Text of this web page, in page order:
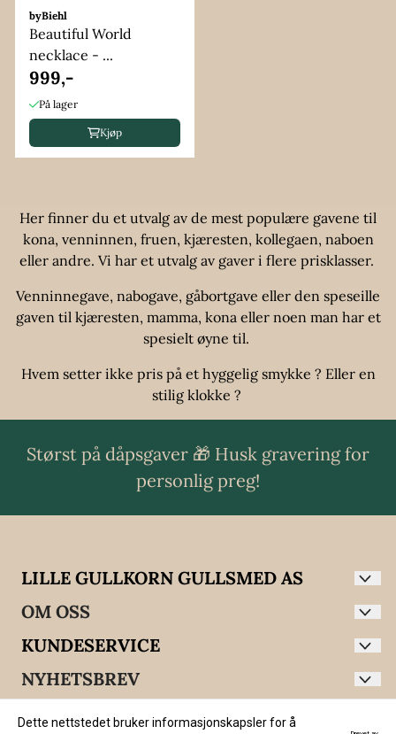
byBiehl
Beautiful World
necklace - ...
999,-
På lager
Kjøp
Her finner du et utvalg av de mest populære gavene til
kona, venninnen, fruen, kjæresten, kollegaen, naboen
eller andre. Vi har et utvalg av gaver i flere prisklasser.
Venninnegave, nabogave, gåbortgave eller den speseille
gaven til kjæresten, mamma, kona eller noen man har et
spesielt øyne til.
Hvem setter ikke pris på et hyggelig smykke ? Eller en
stilig klokke ?
Størst på dåpsgaver 🎁 Husk gravering for
personlig preg!
LILLE GULLKORN GULLSMED AS
Hos Lille Gullkorn finner du et stort utvalg av
dåpsgaver, smykker, klokker og søljer fra kjente
merker til eget design.
Ole Lynggaard, Nomination, Gulldia, Daniel
Wellington, Noma, Maanesten, Arock, Goldstory,
Sylvsmidja, Rosendahl, Katie Loxton, Kay Bojesen,
OM OSS
Lille Gullkorn Gullsmed AS
Storgata 10
2750 Gran
KUNDESERVICE
Blogg
NYHETSBREV
Ønsker du nyhetsbrev med tilbud og nyheter?
E-post
Dette nettstedet bruker informasjonskapsler for å